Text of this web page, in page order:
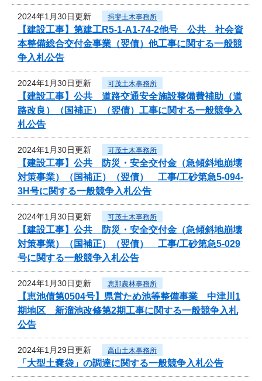
2024年1月30日更新 揖斐土木事務所
【建設工事】第建工R5-1-A1-74-2他号 公共 社会資
本整備総合交付金事業（翌債）他工事に関する一般競
争入札公告
2024年1月30日更新 可茂土木事務所
【建設工事】公共 道路交通安全施設整備費補助（道
路改良）（国補正）（翌債）工事に関する一般競争入
札公告
2024年1月30日更新 可茂土木事務所
【建設工事】公共 防災・安全交付金（急傾斜地崩壊
対策事業）（国補正）（翌債） 工事/工砂第急5-094-
3H号に関する一般競争入札公告
2024年1月30日更新 可茂土木事務所
【建設工事】公共 防災・安全交付金（急傾斜地崩壊
対策事業）（国補正）（翌債） 工事/工砂第急5-029
号に関する一般競争入札公告
2024年1月30日更新 恵那農林事務所
【恵池債第0504号】県営ため池等整備事業 中津川1
期地区 新溜池改修第2期工事に関する一般競争入札
公告
2024年1月29日更新 高山土木事務所
「大型土嚢袋」の調達に関する一般競争入札公告